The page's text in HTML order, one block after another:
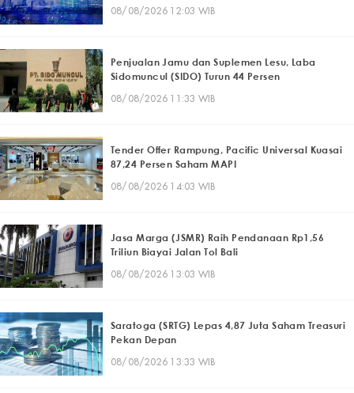
08/08/2026 12:03 WIB
Penjualan Jamu dan Suplemen Lesu, Laba
Sidomuncul (SIDO) Turun 44 Persen
08/08/2026 11:33 WIB
Tender Offer Rampung, Pacific Universal Kuasai
87,24 Persen Saham MAPI
08/08/2026 14:03 WIB
Jasa Marga (JSMR) Raih Pendanaan Rp1,56
Triliun Biayai Jalan Tol Bali
08/08/2026 13:03 WIB
Saratoga (SRTG) Lepas 4,87 Juta Saham Treasuri
Pekan Depan
08/08/2026 13:33 WIB